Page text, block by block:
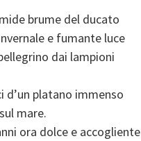
brume del ducato
e fumante luce
dai lampioni
d’un platano immenso
mare.
ora dolce e accogliente